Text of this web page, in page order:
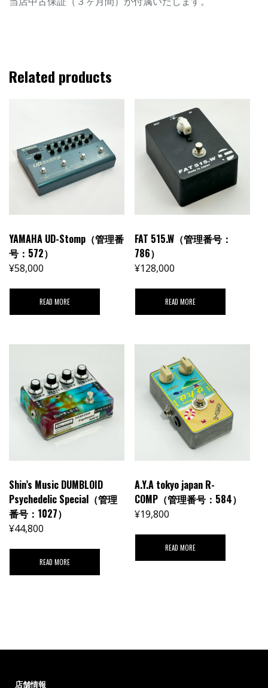
Related products
YAMAHA UD-Stomp（管理番
号：572）
¥58,000
READ MORE
FAT 515.W（管理番号：
786）
¥128,000
READ MORE
Shin’s Music DUMBLOID
Psychedelic Special（管理
番号：1027）
¥44,800
READ MORE
A.Y.A tokyo japan R-
COMP（管理番号：584）
¥19,800
READ MORE
店舗情報